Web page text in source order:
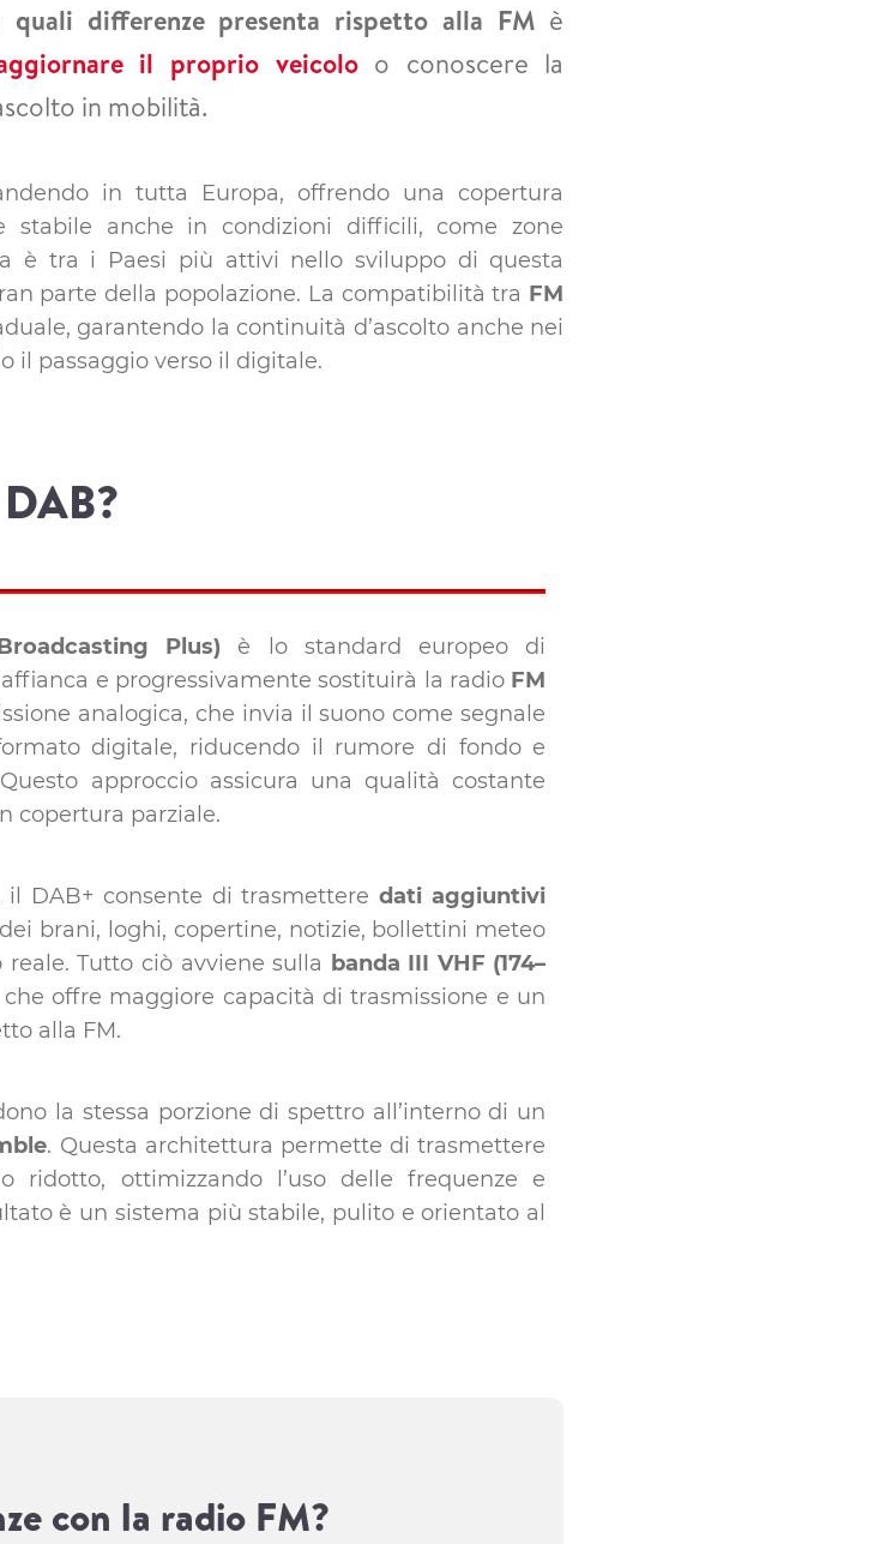
quali differenze presenta rispetto alla FM è
il proprio veicoloo conoscere la
in mobilità.
in tutta Europa, offrendo una copertura
stabile anche in condizioni difficili, come zone
è tra i Paesi più attivi nello sviluppo di questa
parte della popolazione. La compatibilità tra FM
garantendo la continuità d’ascolto anche nei
il passaggio verso il digitale.
Plus) è lo standard europeo di
e progressivamente sostituirà la radio FM
analogica, che invia il suono come segnale
digitale, riducendo il rumore di fondo e
approccio assicura una qualità costante
copertura parziale.
il DAB+ consente di trasmetteredati aggiuntivi
brani, loghi, copertine, notizie, bollettini meteo
Tutto ciò avviene sulla banda III VHF (174–
offre maggiore capacità di trasmissione e un
alla FM.
la stessa porzione di spettro all’interno di un
. Questa architettura permette di trasmettere
ridotto, ottimizzando l’uso delle frequenze e
è un sistema più stabile, pulito e orientato al
con la radio FM?